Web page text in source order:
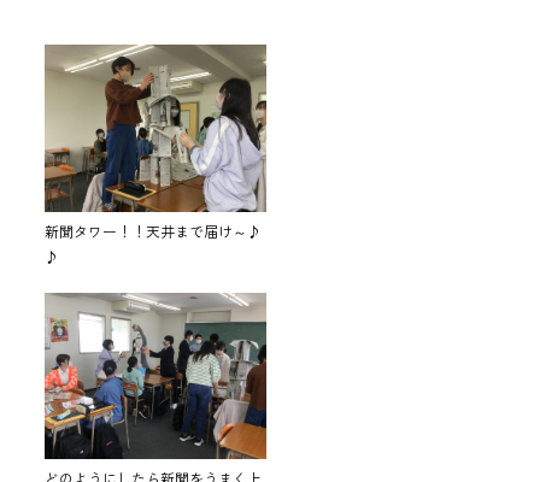
新聞タワー！！天井まで届け～♪
♪
どのようにしたら新聞をうまく上